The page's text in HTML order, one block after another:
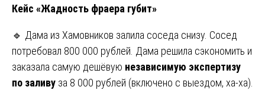
Кейс «Жадность фраера губит»
🔹 Дама из Хамовников залила соседа снизу. Сосед
потребовал 800 000 рублей. Дама решила сэкономить и
заказала самую дешёвую независимую экспертизу
по заливу за 8 000 рублей (включено с выездом, ха-ха).